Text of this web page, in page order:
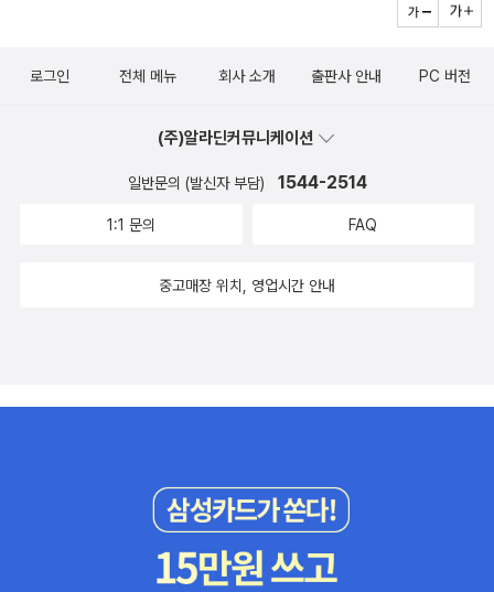
로그인 전체 메뉴 회사 소개 출판사 안내 PC 버전
(주)알라딘커뮤니케이션
일반문의 (발신자 부담) 1544-2514
1:1 문의 FAQ
중고매장 위치, 영업시간 안내